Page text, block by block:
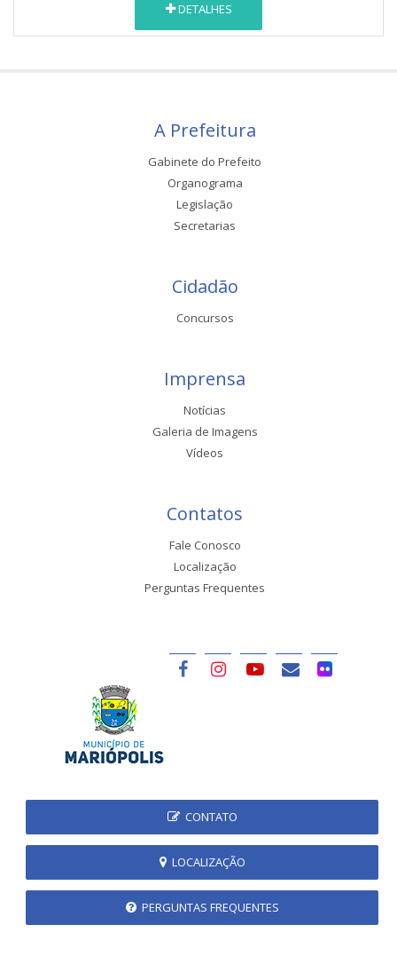
DETALHES
A Prefeitura
Gabinete do Prefeito
Organograma
Legislação
Secretarias
Cidadão
Concursos
Imprensa
Notícias
Galeria de Imagens
Vídeos
Contatos
Fale Conosco
Localização
Perguntas Frequentes
CONTATO
LOCALIZAÇÃO
PERGUNTAS FREQUENTES